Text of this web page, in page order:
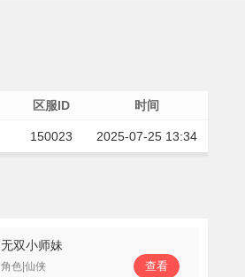
区服ID 时间
150023 2025-07-25 13:34
无双小师妹
角色|仙侠 查看